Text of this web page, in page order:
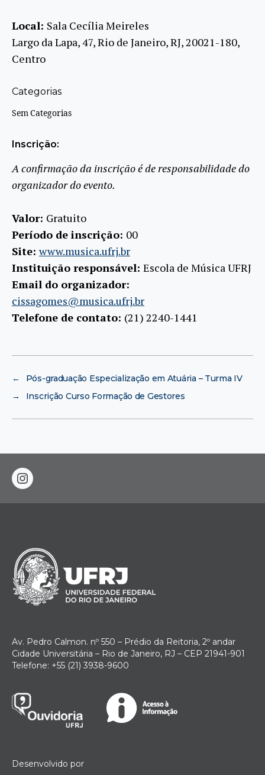
Local: Sala Cecília Meireles
Largo da Lapa, 47, Rio de Janeiro, RJ, 20021-180,
Centro
Categorias
Sem Categorias
Inscrição:
A confirmação da inscrição é de responsabilidade do
organizador do evento.
Valor: Gratuito
Período de inscrição: 00
Site:www.musica.ufrj.br
Instituição responsável: Escola de Música UFRJ
Email do organizador:
cissagomes@musica.ufrj.br
Telefone de contato: (21) 2240-1441
←
Pós-graduação Especialização em Atuária – Turma IV
→
Inscrição Curso Formação de Gestores
instagram
Av. Pedro Calmon. nº 550 – Prédio da Reitoria, 2º andar
Cidade Universitária – Rio de Janeiro, RJ – CEP 21941-901
Telefone: +55 (21) 3938-9600
Desenvolvido por